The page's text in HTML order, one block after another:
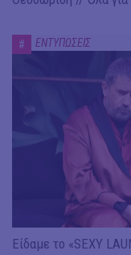
# ΕΝΤΥΠΩΣΕΙΣ
Είδαμε το «SEXY